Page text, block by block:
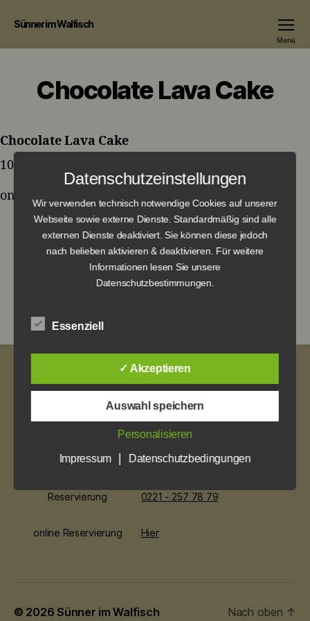
Sünner im Walfisch
Menü
Chocolate Lava Cake
Chocolate Lava Cake
10,90 €
on vanilla-ice cream in almond brittle
Creamed Savoy / Red Cabbage
Small homemade red fruit pudding with
Datenschutz
So. ab 12 Uhr
Do. bis Sa. ab 12 Uhr
Reservierung 0221 - 257 78 79
online Reservierung Hier
© 2026Sünner im Walfisch Nach oben ↑
Datenschutzeinstellungen
Wir verwenden technisch notwendige Cookies auf unserer
Webseite sowie externe Dienste. Standardmäßig sind alle
externen Dienste deaktiviert. Sie können diese jedoch
nach belieben aktivieren & deaktivieren. Für weitere
Informationen lesen Sie unsere
Datenschutzbestimmungen.
Essenziell
✓ Akzeptieren
Auswahl speichern
Personalisieren
Impressum | Datenschutzbedingungen